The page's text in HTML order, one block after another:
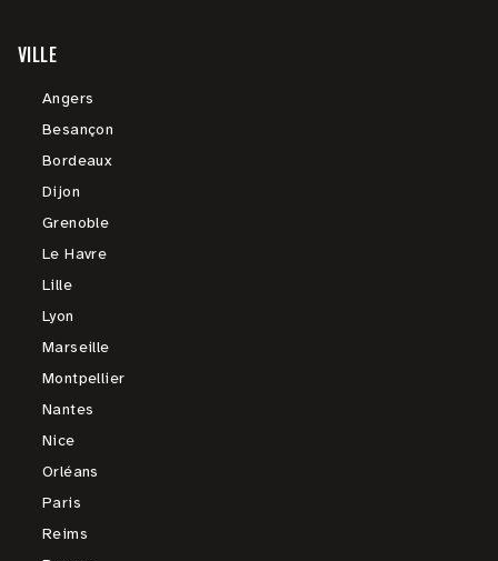
VILLE
Angers
Besançon
Bordeaux
Dijon
Grenoble
Le Havre
Lille
Lyon
Marseille
Montpellier
Nantes
Nice
Orléans
Paris
Reims